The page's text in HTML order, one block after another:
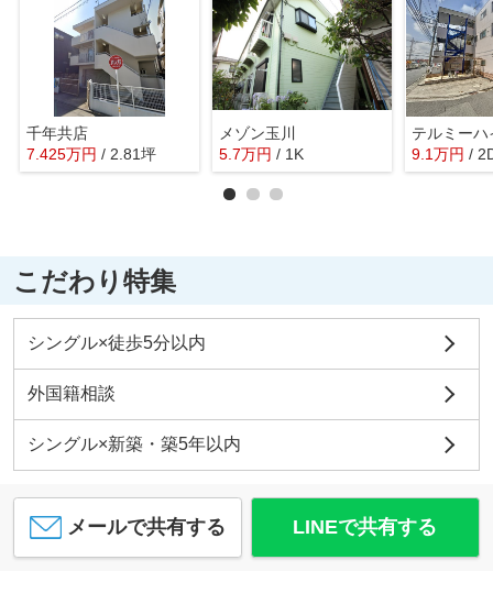
千年共店
7.425万円 / 2.81坪
メゾン玉川
5.7万円 / 1K
テルミーハ
9.1万円 /
こだわり特集
シングル×徒歩5分以内
外国籍相談
シングル×新築・築5年以内
メールで共有する LINEで共有する